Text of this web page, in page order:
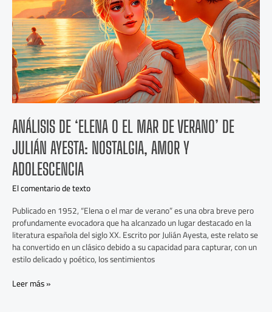
ANÁLISIS DE ‘ELENA O EL MAR DE VERANO’ DE
JULIÁN AYESTA: NOSTALGIA, AMOR Y
ADOLESCENCIA
El comentario de texto
Publicado en 1952, “Elena o el mar de verano” es una obra breve pero
profundamente evocadora que ha alcanzado un lugar destacado en la
literatura española del siglo XX. Escrito por Julián Ayesta, este relato se
ha convertido en un clásico debido a su capacidad para capturar, con un
estilo delicado y poético, los sentimientos
mar
de
verano’
de
Julián
Ayesta:
Nostalgia,
Amor
y
Adolescencia
Leer más »